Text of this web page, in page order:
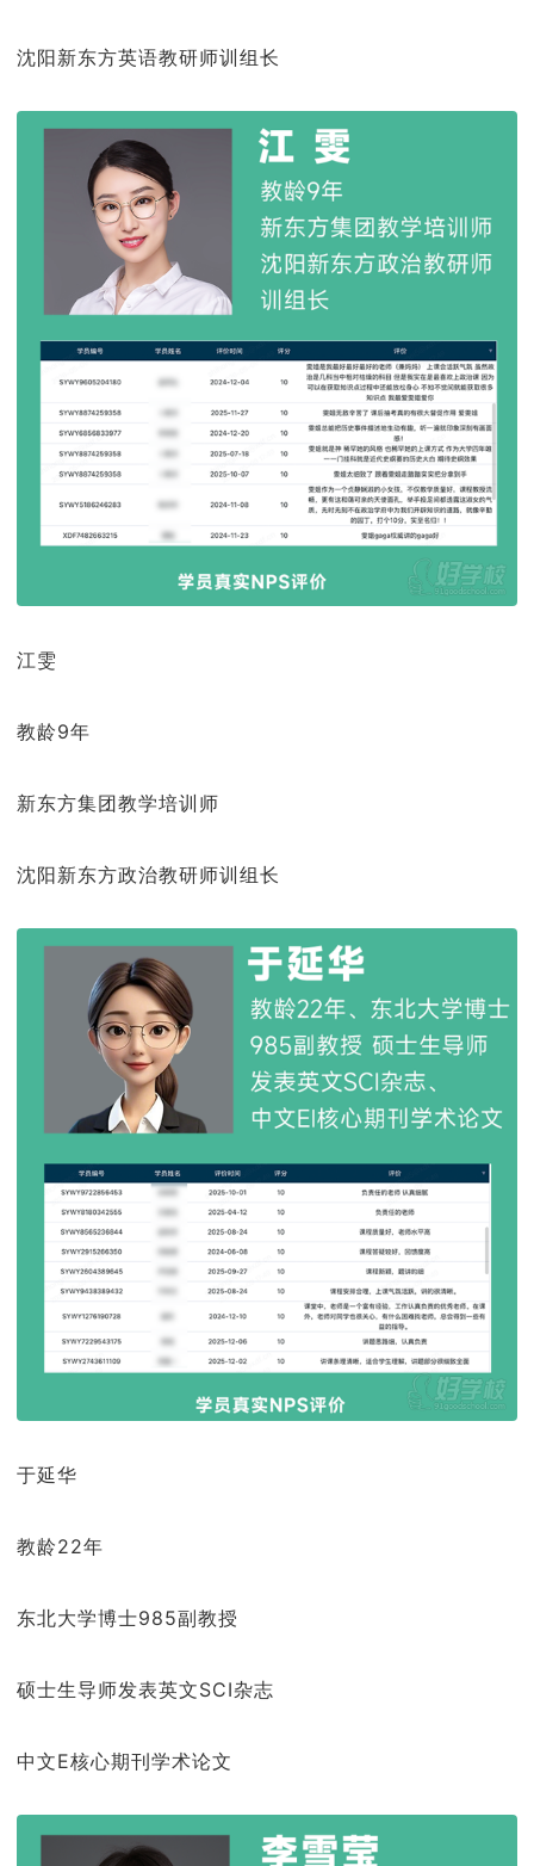
沈阳新东方英语教研师训组长
江雯
教龄9年
新东方集团教学培训师
沈阳新东方政治教研师训组长
于延华
教龄22年
东北大学博士985副教授
硕士生导师发表英文SCI杂志
中文E核心期刊学术论文